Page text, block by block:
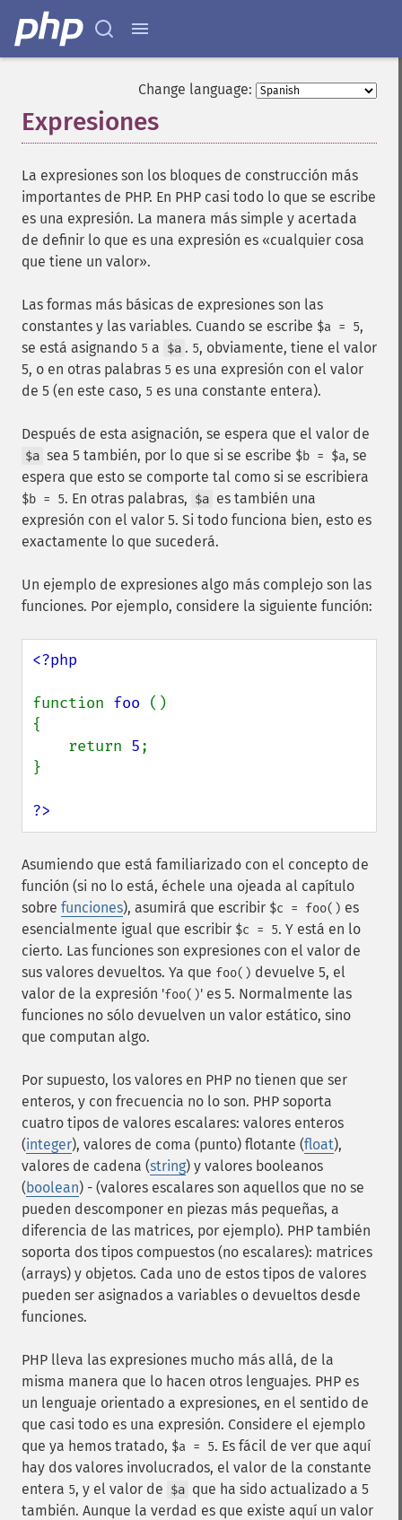
Change language:
Expresiones
La expresiones son los bloques de construcción más
importantes de PHP. En PHP casi todo lo que se escribe
es una expresión. La manera más simple y acertada
de definir lo que es una expresión es «cualquier cosa
que tiene un valor».
Las formas más básicas de expresiones son las
constantes y las variables. Cuando se escribe $a = 5,
se está asignando 5 a $a . 5, obviamente, tiene el valor
5, o en otras palabras 5 es una expresión con el valor
de 5 (en este caso, 5 es una constante entera).
Después de esta asignación, se espera que el valor de
$a sea 5 también, por lo que si se escribe $b = $a, se
espera que esto se comporte tal como si se escribiera
$b = 5. En otras palabras, $a es también una
expresión con el valor 5. Si todo funciona bien, esto es
exactamente lo que sucederá.
Un ejemplo de expresiones algo más complejo son las
funciones. Por ejemplo, considere la siguiente función:
<?php
function foo ()
{
    return
5;
}
?>
Asumiendo que está familiarizado con el concepto de
función (si no lo está, échele una ojeada al capítulo
sobre funciones), asumirá que escribir $c = foo() es
esencialmente igual que escribir $c = 5. Y está en lo
cierto. Las funciones son expresiones con el valor de
sus valores devueltos. Ya que foo() devuelve 5, el
valor de la expresión 'foo()' es 5. Normalmente las
funciones no sólo devuelven un valor estático, sino
que computan algo.
Por supuesto, los valores en PHP no tienen que ser
enteros, y con frecuencia no lo son. PHP soporta
cuatro tipos de valores escalares: valores enteros
(integer), valores de coma (punto) flotante (float),
valores de cadena (string) y valores booleanos
(boolean) - (valores escalares son aquellos que no se
pueden descomponer en piezas más pequeñas, a
diferencia de las matrices, por ejemplo). PHP también
soporta dos tipos compuestos (no escalares): matrices
(arrays) y objetos. Cada uno de estos tipos de valores
pueden ser asignados a variables o devueltos desde
funciones.
PHP lleva las expresiones mucho más allá, de la
misma manera que lo hacen otros lenguajes. PHP es
un lenguaje orientado a expresiones, en el sentido de
que casi todo es una expresión. Considere el ejemplo
que ya hemos tratado, $a = 5. Es fácil de ver que aquí
hay dos valores involucrados, el valor de la constante
entera 5, y el valor de $a que ha sido actualizado a 5
también. Aunque la verdad es que existe aquí un valor